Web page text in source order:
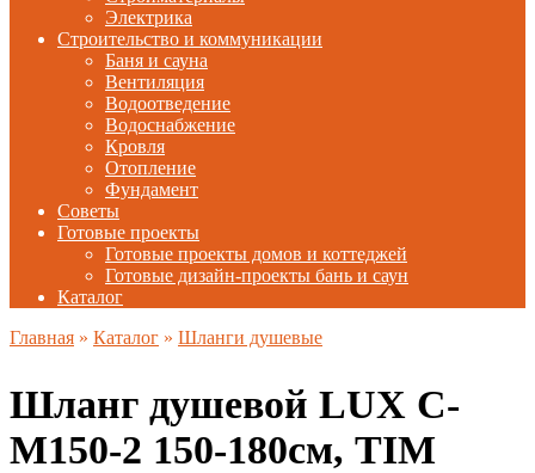
Электрика
Строительство и коммуникации
Баня и сауна
Вентиляция
Водоотведение
Водоснабжение
Кровля
Отопление
Фундамент
Советы
Готовые проекты
Готовые проекты домов и коттеджей
Готовые дизайн-проекты бань и саун
Каталог
Главная » Каталог » Шланги душевые
Шланг душевой LUX C-
M150-2 150-180см, TIM